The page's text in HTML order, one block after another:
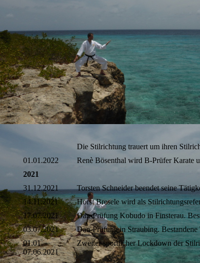
Die Stilrichtung trauert um ihren
01.01.2022
Renè Bösenthal wird B-Prüfer Karate
2021
31.12.2021
Torsten Schneider beendet seine
14.11.2021
Horst Bresele wird als
17.07.2021
Dan-Prüfung Kobudo in Finsterau.
03.07.2021
Dan-Prüfung in Straubing.
01.01. -
07.06.2021
Zweiter sportlicher Lockdown der